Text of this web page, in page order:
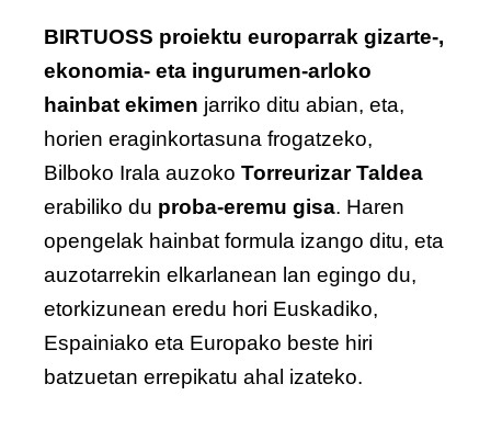
BIRTUOSS proiektu europarrak gizarte-,
ekonomia- eta ingurumen-arloko
hainbat ekimen jarriko ditu abian, eta,
horien eraginkortasuna frogatzeko,
Bilboko Irala auzoko Torreurizar Taldea
erabiliko du proba-eremu gisa. Haren
opengelak hainbat formula izango ditu, eta
auzotarrekin elkarlanean lan egingo du,
etorkizunean eredu hori Euskadiko,
Espainiako eta Europako beste hiri
batzuetan errepikatu ahal izateko.